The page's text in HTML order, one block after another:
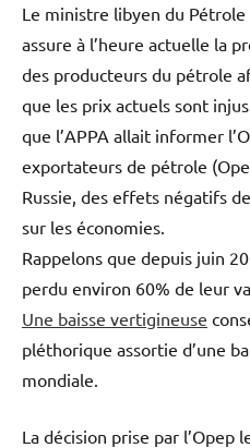
Le ministre libyen du Pétrole
assure à l’heure actuelle la
des producteurs du pétrole
que les prix actuels sont
que l’APPA allait informer
exportateurs de pétrole
Russie, des effets négatifs
sur les économies.
Rappelons que depuis juin
perdu environ 60% de leur
Une baisse vertigineuse
pléthorique assortie d’une
mondiale.
La décision prise par l’Opep